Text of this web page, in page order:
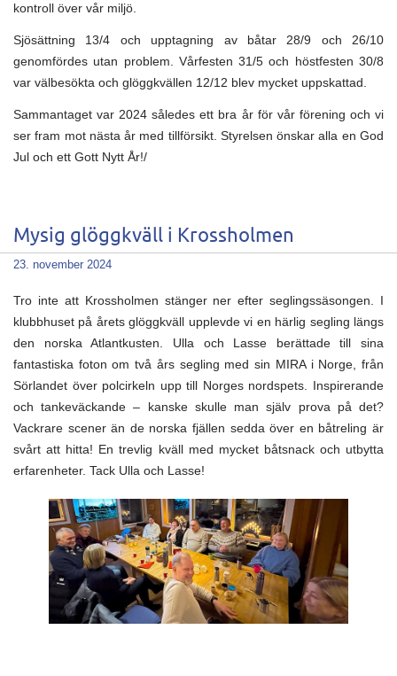
kontroll över vår miljö.
Sjösättning 13/4 och upptagning av båtar 28/9 och 26/10
genomfördes utan problem. Vårfesten 31/5 och höstfesten 30/8
var välbesökta och glöggkvällen 12/12 blev mycket uppskattad.
Sammantaget var 2024 således ett bra år för vår förening och vi
ser fram mot nästa år med tillförsikt. Styrelsen önskar alla en God
Jul och ett Gott Nytt År!/
Mysig glöggkväll i Krossholmen
23. november 2024
Tro inte att Krossholmen stänger ner efter seglingssäsongen. I
klubbhuset på årets glöggkväll upplevde vi en härlig segling längs
den norska Atlantkusten. Ulla och Lasse berättade till sina
fantastiska foton om två års segling med sin MIRA i Norge, från
Sörlandet över polcirkeln upp till Norges nordspets. Inspirerande
och tankeväckande – kanske skulle man själv prova på det?
Vackrare scener än de norska fjällen sedda över en båtreling är
svårt att hitta! En trevlig kväll med mycket båtsnack och utbytta
erfarenheter. Tack Ulla och Lasse!